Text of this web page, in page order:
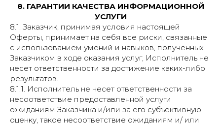
8. ГАРАНТИИ КАЧЕСТВА ИНФОРМАЦИОННОЙ
УСЛУГИ
8.1. Заказчик, принимая условия настоящей
Оферты, принимает на себя все риски, связанные
с использованием умений и навыков, полученных
Заказчиком в ходе оказания услуг, Исполнитель не
несет ответственности за достижение каких-либо
результатов.
8.1.1. Исполнитель не несет ответственности за
несоответствие предоставленной услуги
ожиданиям Заказчика и/или за его субъективную
оценку, такое несоответствие ожиданиям и/ или